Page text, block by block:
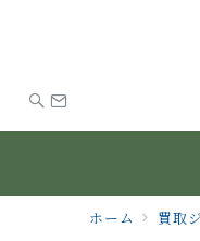
ホーム 買取